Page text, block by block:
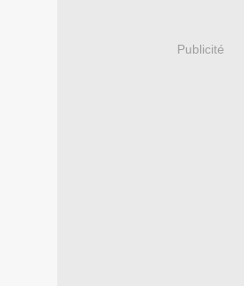
Publicité